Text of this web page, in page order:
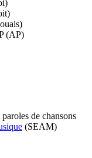
(AP)
de chansons
(SEAM)